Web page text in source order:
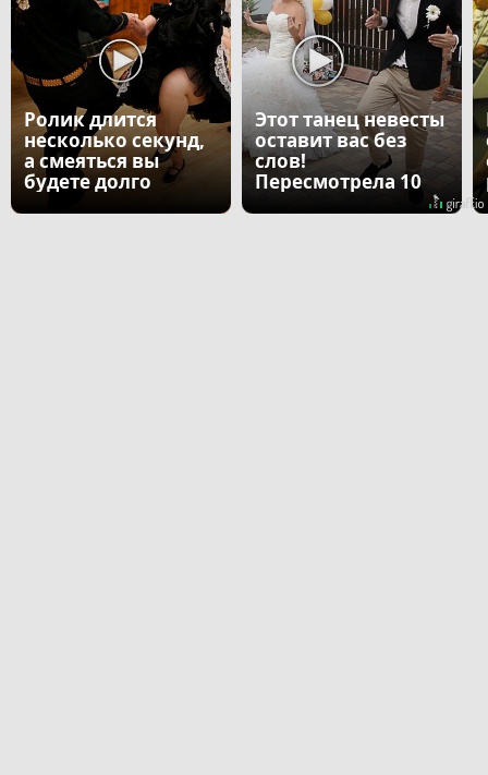
Ролик длится
несколько секунд,
а смеяться вы
будете долго
Этот танец невесты
оставит вас без
слов!
Пересмотрела 10